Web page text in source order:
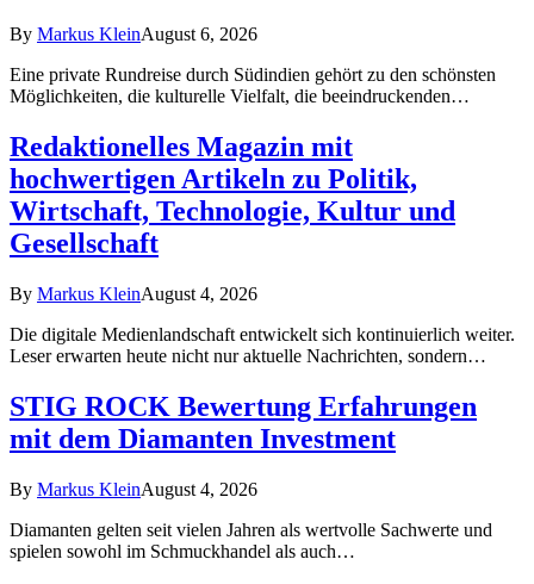
By Markus KleinAugust 6, 2026
Eine private Rundreise durch Südindien gehört zu den schönsten
Möglichkeiten, die kulturelle Vielfalt, die beeindruckenden…
Redaktionelles Magazin mit
hochwertigen Artikeln zu Politik,
Wirtschaft, Technologie, Kultur und
Gesellschaft
By Markus KleinAugust 4, 2026
Die digitale Medienlandschaft entwickelt sich kontinuierlich weiter.
Leser erwarten heute nicht nur aktuelle Nachrichten, sondern…
STIG ROCK Bewertung Erfahrungen
mit dem Diamanten Investment
By Markus KleinAugust 4, 2026
Diamanten gelten seit vielen Jahren als wertvolle Sachwerte und
spielen sowohl im Schmuckhandel als auch…